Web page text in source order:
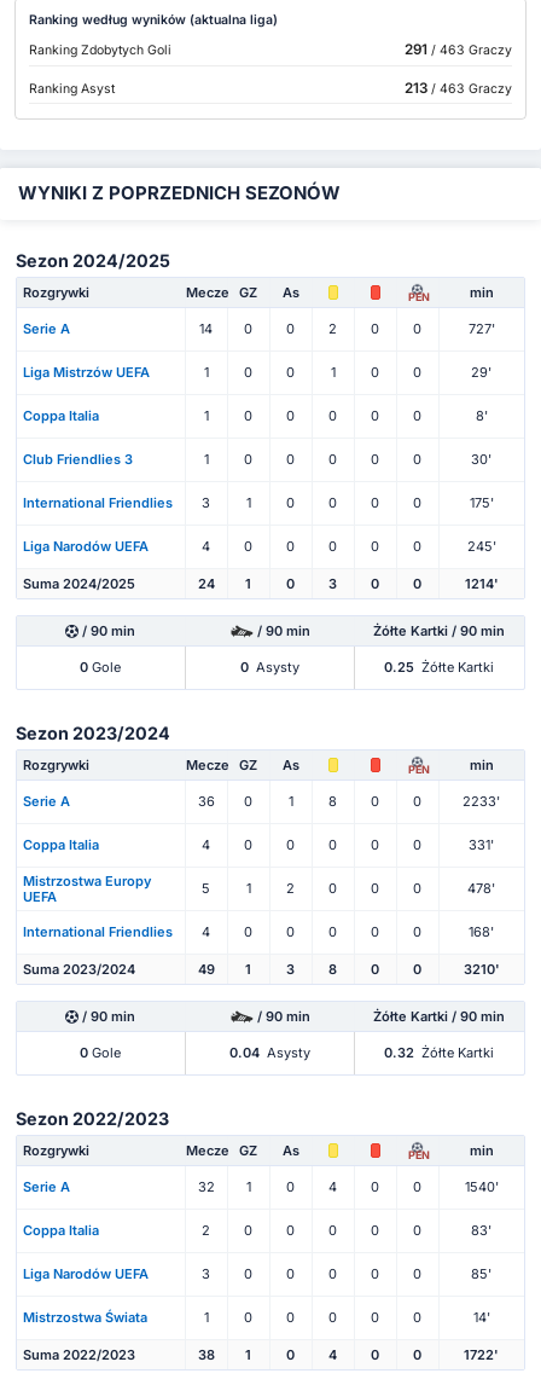
Ranking według wyników (aktualna liga)
Ranking Zdobytych Goli
291 / 463 Graczy
Ranking Asyst 213/ 463 Graczy
WYNIKI Z POPRZEDNICH SEZONÓW
Sezon 2024/2025
Rozgrywki Mecze GZ As PEN min
Serie A 14 0 0 2 0 0 727'
Liga Mistrzów UEFA 1 0 0 1 0 0 29'
Coppa Italia 1 0 0 0 0 0 8'
Club Friendlies 3 1 0 0 0 0 0 30'
International Friendlies 3 1 0 0 0 0 175'
Liga Narodów UEFA 4 0 0 0 0 0 245'
Suma 2024/2025 24 1 0 3 0 0 1214'
/ 90 min / 90 min Żółte Kartki / 90 min
0 Gole 0 Asysty 0.25 Żółte Kartki
Sezon 2023/2024
Rozgrywki Mecze GZ As PEN min
Serie A 36 0 1 8 0 0 2233'
Coppa Italia 4 0 0 0 0 0 331'
Mistrzostwa Europy
UEFA
5 1 2 0 0 0 478'
International Friendlies 4 0 0 0 0 0 168'
Suma 2023/2024 49 1 3 8 0 0 3210'
/ 90 min / 90 min Żółte Kartki / 90 min
0 Gole 0.04 Asysty 0.32 Żółte Kartki
Sezon 2022/2023
Rozgrywki Mecze GZ As PEN min
Serie A 32 1 0 4 0 0 1540'
Coppa Italia 2 0 0 0 0 0 83'
Liga Narodów UEFA 3 0 0 0 0 0 85'
Mistrzostwa Świata 1 0 0 0 0 0 14'
Suma 2022/2023 38 1 0 4 0 0 1722'